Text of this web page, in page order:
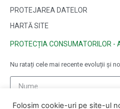
PROTEJAREA DATELOR
HARTĂ SITE
PROTECȚIA CONSUMATORILOR -
Nu ratați cele mai recente evoluții și
Folosim cookie-uri pe site-ul